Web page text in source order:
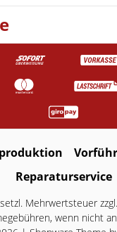
Reparaturservice
Mehrwertsteuer zzgl.
wenn nicht